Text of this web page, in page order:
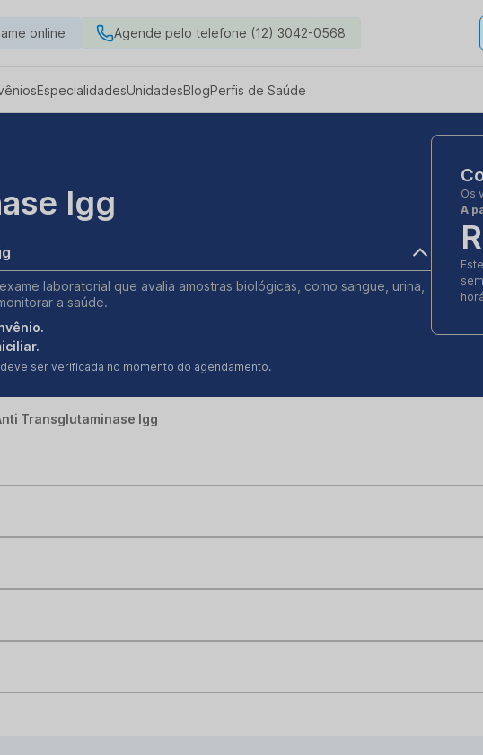
online Agende pelo telefone (12) 3042-0568
EspecialidadesUnidadesBlogPerfis de Saúde
Igg
laboratorial que avalia amostras biológicas, como sangue, urina,
a saúde.
ser verificada no momento do agendamento.
Os
A
Transglutaminase Igg